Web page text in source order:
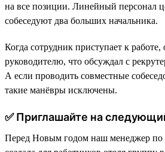
на все позиции. Линейный персонал
собеседуют два больших начальника.
Когда сотрудник приступает к
руководителю, что обсуждал с
А если проводить совместные
такие манёвры исключены.
✅ Приглашайте на
Перед Новым годом наш менеджер по